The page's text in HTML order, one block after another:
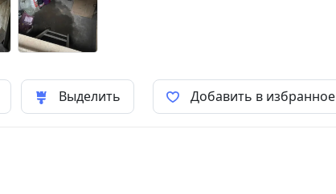
Выделить Добавить в избранное